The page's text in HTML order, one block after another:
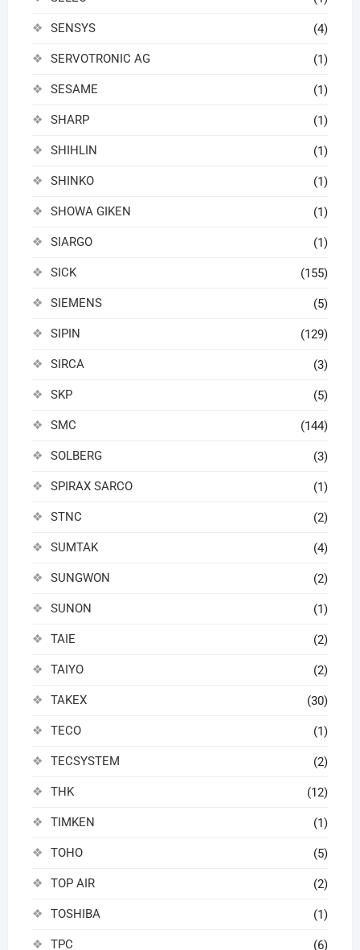
SENSYS (4)
SERVOTRONIC AG (1)
SESAME (1)
SHARP (1)
SHIHLIN (1)
SHINKO (1)
SHOWA GIKEN (1)
SIARGO (1)
SICK (155)
SIEMENS (5)
SIPIN (129)
SIRCA (3)
SKP (5)
SMC (144)
SOLBERG (3)
SPIRAX SARCO (1)
STNC (2)
SUMTAK (4)
SUNGWON (2)
SUNON (1)
TAIE (2)
TAIYO (2)
TAKEX (30)
TECO (1)
TECSYSTEM (2)
THK (12)
TIMKEN (1)
TOHO (5)
TOP AIR (2)
TOSHIBA (1)
TPC (6)